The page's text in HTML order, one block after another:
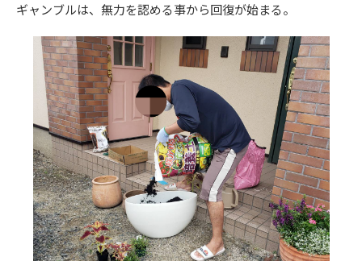
ギャンブルは、無力を認める事から回復が始まる。